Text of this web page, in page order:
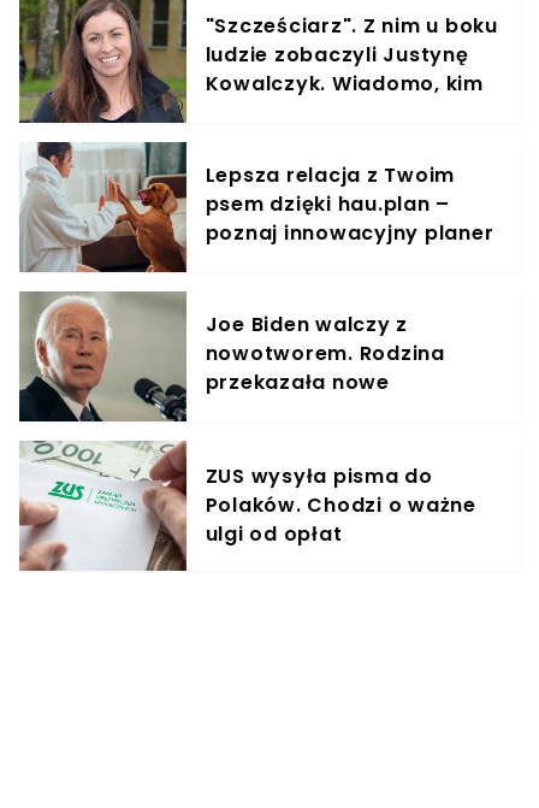
"Szcześciarz". Z nim u boku
ludzie zobaczyli Justynę
Kowalczyk. Wiadomo, kim
Lepsza relacja z Twoim
psem dzięki hau.plan –
poznaj innowacyjny planer
Joe Biden walczy z
nowotworem. Rodzina
przekazała nowe
ZUS wysyła pisma do
Polaków. Chodzi o ważne
ulgi od opłat